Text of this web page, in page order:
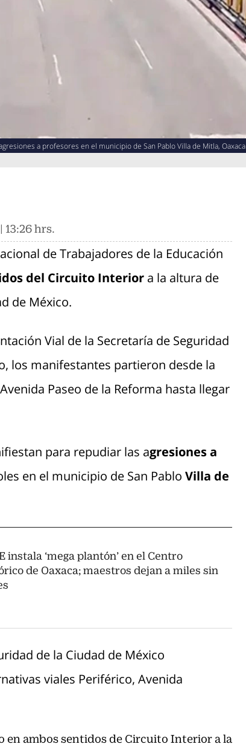
a profesores en el municipio de San Pablo Villa de Mitla, Oaxaca
13:26 hrs.
de Trabajadores de la Educación
del Circuito Interiora la altura de
de México.
Vial de la Secretaría de Seguridad
los manifestantes partieron desde la
Paseo de la Reforma hasta llegar
para repudiar las agresiones a
en el municipio de San Pablo Villa de
instala ‘mega plantón’ en el Centro
de Oaxaca; maestros dejan a miles sin
de la Ciudad de México
viales Periférico, Avenida
en ambos sentidos de Circuito Interior a la